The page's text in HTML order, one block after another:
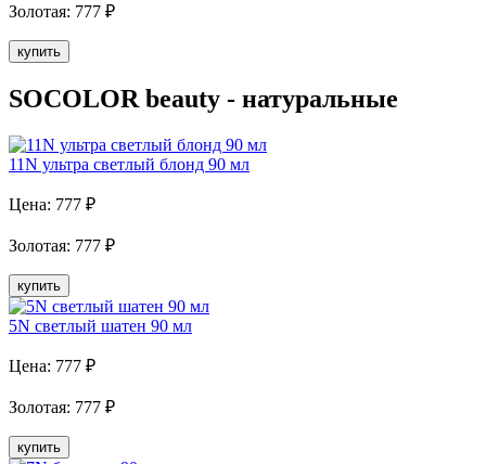
Золотая: 777 ₽
купить
SOCOLOR beauty - натуральные
11N ультра светлый блонд 90 мл
Цена: 777 ₽
Золотая: 777 ₽
купить
5N светлый шатен 90 мл
Цена: 777 ₽
Золотая: 777 ₽
купить